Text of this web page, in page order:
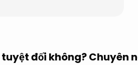
đối không?Chuyên